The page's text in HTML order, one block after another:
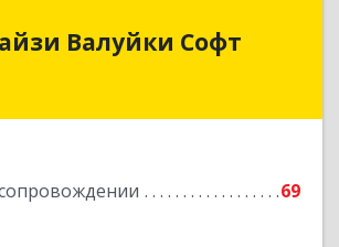
Валуйки Софт
69
Валуйки Софт
обл, Валуйки г, Горького,